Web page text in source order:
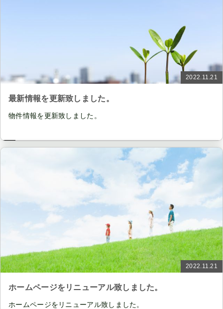
2022.11.21
最新情報を更新致しました。
物件情報を更新致しました。
2022.11.21
ホームページをリニューアル致しました。
ホームページをリニューアル致しました。